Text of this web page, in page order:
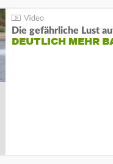
Die gefährliche Lust
DEUTLICH MEHR